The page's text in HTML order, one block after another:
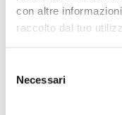
con altre
raccolto dal tuo
delNecessari